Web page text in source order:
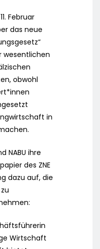
Februar
das neue
wesentlichen
obwohl
in
NABU ihre
des ZNE
dazu auf, die
Wirtschaft